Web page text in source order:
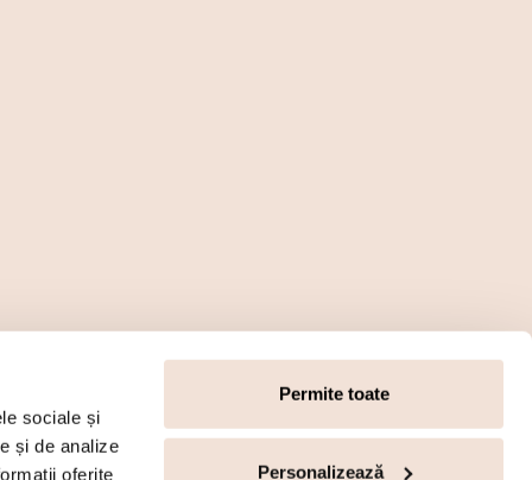
sociale și
și de analize
oferite
Permite toate
Personalizează